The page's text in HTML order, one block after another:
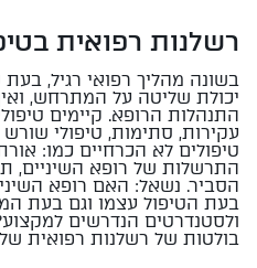
רשלנות רפואית
בשונה מהליך רפואי רגיל, בעת
יכולת שליטה על המתרחש,
התנהלות הרופא. קיימים
עקירות, סתימות, טיפולי שורש
טיפולים לא הכרחיים כמו:
התרשלות של רופא השיניים,
הסביר. נשאל: האם רופא
בעת הטיפול עצמו וגם בעת
ולסטנדרטים הנדרשים
בולטות של רשלנות רפואית של